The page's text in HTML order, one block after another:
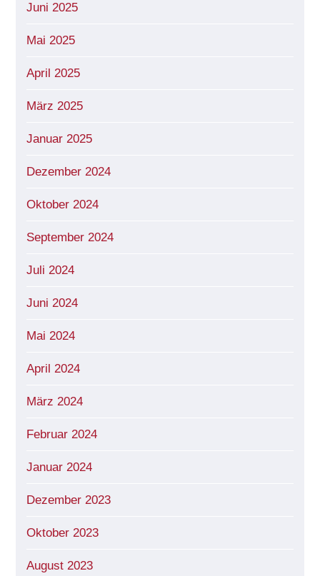
Juni 2025
Mai 2025
April 2025
März 2025
Januar 2025
Dezember 2024
Oktober 2024
September 2024
Juli 2024
Juni 2024
Mai 2024
April 2024
März 2024
Februar 2024
Januar 2024
Dezember 2023
Oktober 2023
August 2023